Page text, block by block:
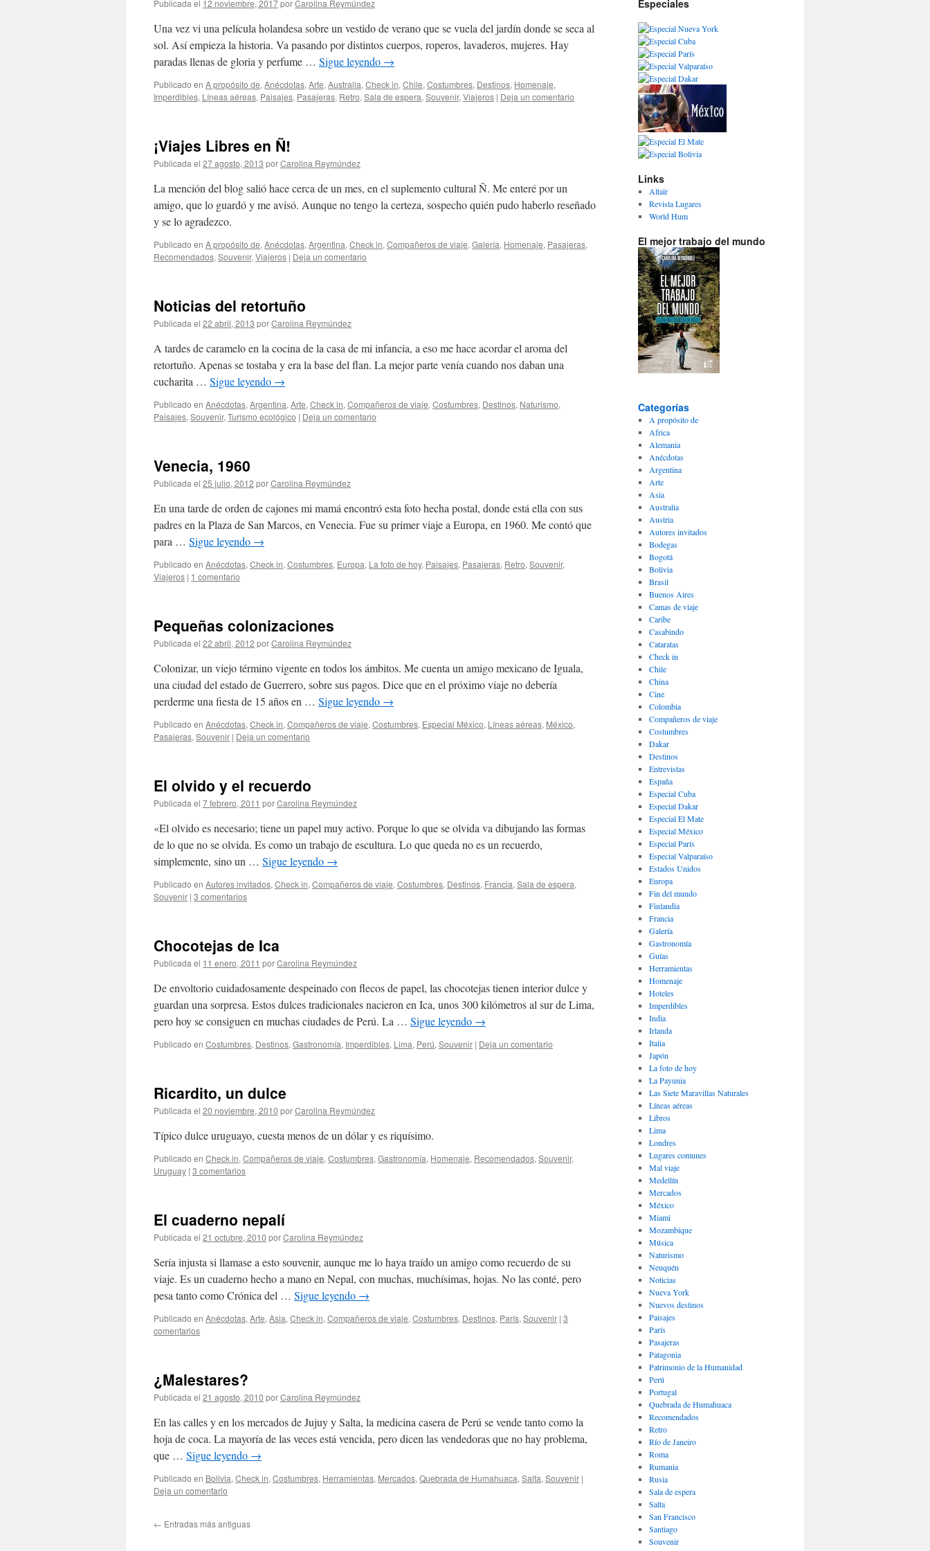
Publicada el 12 noviembre, 2017porCarolina Reymúndez
Una vez vi una película holandesa sobre un vestido de verano que se vuela del jardín donde se seca al
sol. Así empieza la historia. Va pasando por distintos cuerpos, roperos, lavaderos, mujeres. Hay
paradas llenas de gloria y perfume … Sigue leyendo →
Publicado en A propósito de, Anécdotas, Arte, Australia, Check in, Chile, Costumbres, Destinos, Homenaje,
Imperdibles, Lí­neas aéreas, Paisajes, Pasajeras, Retro, Sala de espera, Souvenir, Viajeros | Deja un comentario
¡Viajes Libres en Ñ!
Publicada el 27 agosto, 2013 porCarolina Reymúndez
La mención del blog salió hace cerca de un mes, en el suplemento cultural Ñ. Me enteré por un
amigo, que lo guardó y me avisó. Aunque no tengo la certeza, sospecho quién pudo haberlo reseñado
y se lo agradezco.
Publicado en A propósito de, Anécdotas, Argentina, Check in, Compañeros de viaje, Galería, Homenaje, Pasajeras,
Recomendados, Souvenir, Viajeros | Deja un comentario
Noticias del retortuño
Publicada el 22 abril, 2013 porCarolina Reymúndez
A tardes de caramelo en la cocina de la casa de mi infancia, a eso me hace acordar el aroma del
retortuño. Apenas se tostaba y era la base del flan. La mejor parte venía cuando nos daban una
cucharita … Sigue leyendo →
Publicado en Anécdotas, Argentina, Arte, Check in, Compañeros de viaje, Costumbres, Destinos, Naturismo,
Paisajes, Souvenir, Turismo ecológico | Deja un comentario
Venecia, 1960
Publicada el 25 julio, 2012 porCarolina Reymúndez
En una tarde de orden de cajones mi mamá encontró esta foto hecha postal, donde está ella con sus
padres en la Plaza de San Marcos, en Venecia. Fue su primer viaje a Europa, en 1960. Me contó que
para … Sigue leyendo →
Publicado en Anécdotas, Check in, Costumbres, Europa, La foto de hoy, Paisajes, Pasajeras, Retro, Souvenir,
Viajeros | 1 comentario
Pequeñas colonizaciones
Publicada el 22 abril, 2012 porCarolina Reymúndez
Colonizar, un viejo término vigente en todos los ámbitos. Me cuenta un amigo mexicano de Iguala,
una ciudad del estado de Guerrero, sobre sus pagos. Dice que en el próximo viaje no debería
perderme una fiesta de 15 años en … Sigue leyendo →
Publicado en Anécdotas, Check in, Compañeros de viaje, Costumbres, Especial México, Lí­neas aéreas, México,
Pasajeras, Souvenir | Deja un comentario
El olvido y el recuerdo
Publicada el 7 febrero, 2011 porCarolina Reymúndez
«El olvido es necesario; tiene un papel muy activo. Porque lo que se olvida va dibujando las formas
de lo que no se olvida. Es como un trabajo de escultura. Lo que queda no es un recuerdo,
simplemente, sino un … Sigue leyendo →
Publicado en Autores invitados, Check in, Compañeros de viaje, Costumbres, Destinos, Francia, Sala de espera,
Souvenir | 3 comentarios
Chocotejas de Ica
Publicada el 11 enero, 2011 porCarolina Reymúndez
De envoltorio cuidadosamente despeinado con flecos de papel, las chocotejas tienen interior dulce y
guardan una sorpresa. Estos dulces tradicionales nacieron en Ica, unos 300 kilómetros al sur de Lima,
pero hoy se consiguen en muchas ciudades de Perú. La … Sigue leyendo →
Publicado en Costumbres, Destinos, Gastronomí­a, Imperdibles, Lima, Perú, Souvenir | Deja un comentario
Ricardito, un dulce
Publicada el 20 noviembre, 2010 porCarolina Reymúndez
Típico dulce uruguayo, cuesta menos de un dólar y es riquísimo.
Publicado en Check in, Compañeros de viaje, Costumbres, Gastronomí­a, Homenaje, Recomendados, Souvenir,
Uruguay | 3 comentarios
El cuaderno nepalí
Publicada el 21 octubre, 2010 porCarolina Reymúndez
Sería injusta si llamase a esto souvenir, aunque me lo haya traído un amigo como recuerdo de su
viaje. Es un cuaderno hecho a mano en Nepal, con muchas, muchísimas, hojas. No las conté, pero
pesa tanto como Crónica del … Sigue leyendo →
Publicado en Anécdotas, Arte, Asia, Check in, Compañeros de viaje, Costumbres, Destinos, Parí­s, Souvenir | 3
comentarios
¿Malestares?
Publicada el 21 agosto, 2010 porCarolina Reymúndez
En las calles y en los mercados de Jujuy y Salta, la medicina casera de Perú se vende tanto como la
hoja de coca. La mayoría de las veces está vencida, pero dicen las vendedoras que no hay problema,
que … Sigue leyendo →
Publicado en Bolivia, Check in, Costumbres, Herramientas, Mercados, Quebrada de Humahuaca, Salta, Souvenir |
Deja un comentario
← Entradas más antiguas
Especiales
Links
Altaïr
Revista Lugares
World Hum
El mejor trabajo del mundo
Categorías
A propósito de
Africa
Alemania
Anécdotas
Argentina
Arte
Asia
Australia
Austria
Autores invitados
Bodegas
Bogotá
Bolivia
Brasil
Buenos Aires
Camas de viaje
Caribe
Casabindo
Cataratas
Check in
Chile
China
Cine
Colombia
Compañeros de viaje
Costumbres
Dakar
Destinos
Entrevistas
España
Especial Cuba
Especial Dakar
Especial El Mate
Especial México
Especial París
Especial Valparaíso
Estados Unidos
Europa
Fin del mundo
Finlandia
Francia
Galería
Gastronomí­a
Guías
Herramientas
Homenaje
Hoteles
Imperdibles
India
Irlanda
Italia
Japón
La foto de hoy
La Payunia
Las Siete Maravillas Naturales
Lí­neas aéreas
Libros
Lima
Londres
Lugares comunes
Mal viaje
Medellín
Mercados
México
Miami
Mozambique
Música
Naturismo
Neuquén
Noticias
Nueva York
Nuevos destinos
Paisajes
Parí­s
Pasajeras
Patagonia
Patrimonio de la Humanidad
Perú
Portugal
Quebrada de Humahuaca
Recomendados
Retro
Río de Janeiro
Roma
Rumania
Rusia
Sala de espera
Salta
San Francisco
Santiago
Souvenir